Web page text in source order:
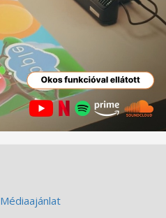
Médiaajánlat